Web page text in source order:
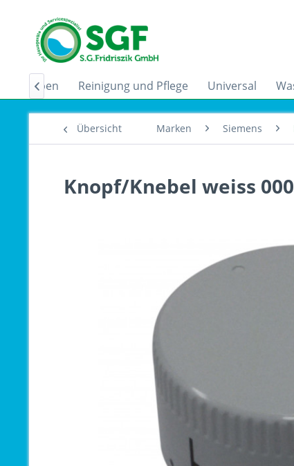
Reinigung und Pflege Universal

Übersicht Marken Siemens
Knopf/Knebel weiss